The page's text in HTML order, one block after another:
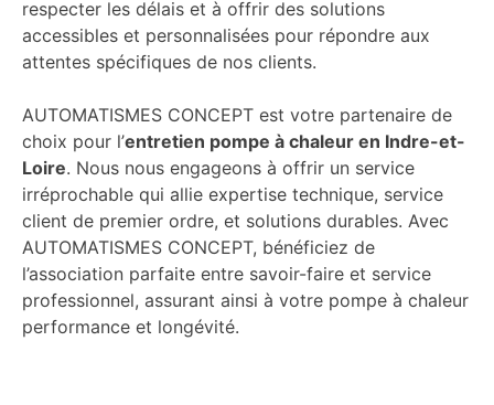
respecter les délais et à offrir des solutions
accessibles et personnalisées pour répondre aux
attentes spécifiques de nos clients.
AUTOMATISMES CONCEPT est votre partenaire de
choix pour l’entretien pompe à chaleur en Indre-et-
Loire. Nous nous engageons à offrir un service
irréprochable qui allie expertise technique, service
client de premier ordre, et solutions durables. Avec
AUTOMATISMES CONCEPT, bénéficiez de
l’association parfaite entre savoir-faire et service
professionnel, assurant ainsi à votre pompe à chaleur
performance et longévité.